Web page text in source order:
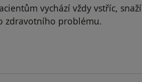
vychází vždy vstříc, snaží
zdravotního problému.